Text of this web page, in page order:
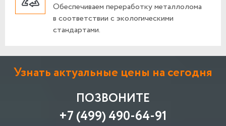
Обеспечиваем переработку металлолома
в соответствии с экологическими
стандартами.
Узнать актуальные цены на сегодня
ПОЗВОНИТЕ
+7 (499) 490-64-91